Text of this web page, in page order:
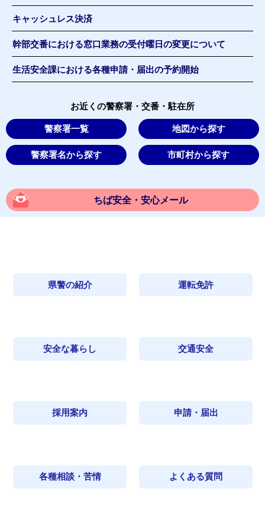
キャッシュレス決済
幹部交番における窓口業務の受付曜日の変更について
生活安全課における各種申請・届出の予約開始
お近くの警察署・交番・駐在所
警察署一覧 地図から探す
警察署名から探す 市町村から探す
ちば安全・安心メール
県警の紹介 運転免許
安全な暮らし 交通安全
採用案内 申請・届出
各種相談・苦情 よくある質問